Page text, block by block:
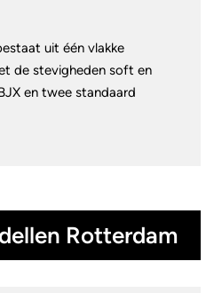
uit één vlakke
de stevigheden soft en
en twee standaard
Rotterdam